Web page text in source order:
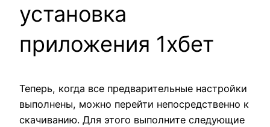
установка
приложения 1хбет
Теперь, когда все предварительные настройки
выполнены, можно перейти непосредственно к
скачиванию. Для этого выполните следующие